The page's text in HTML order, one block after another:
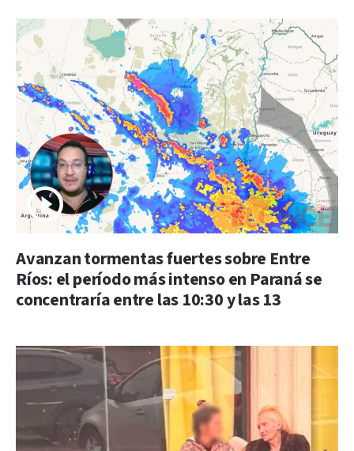
Avanzan tormentas fuertes sobre Entre
Ríos: el período más intenso en Paraná se
concentraría entre las 10:30 y las 13